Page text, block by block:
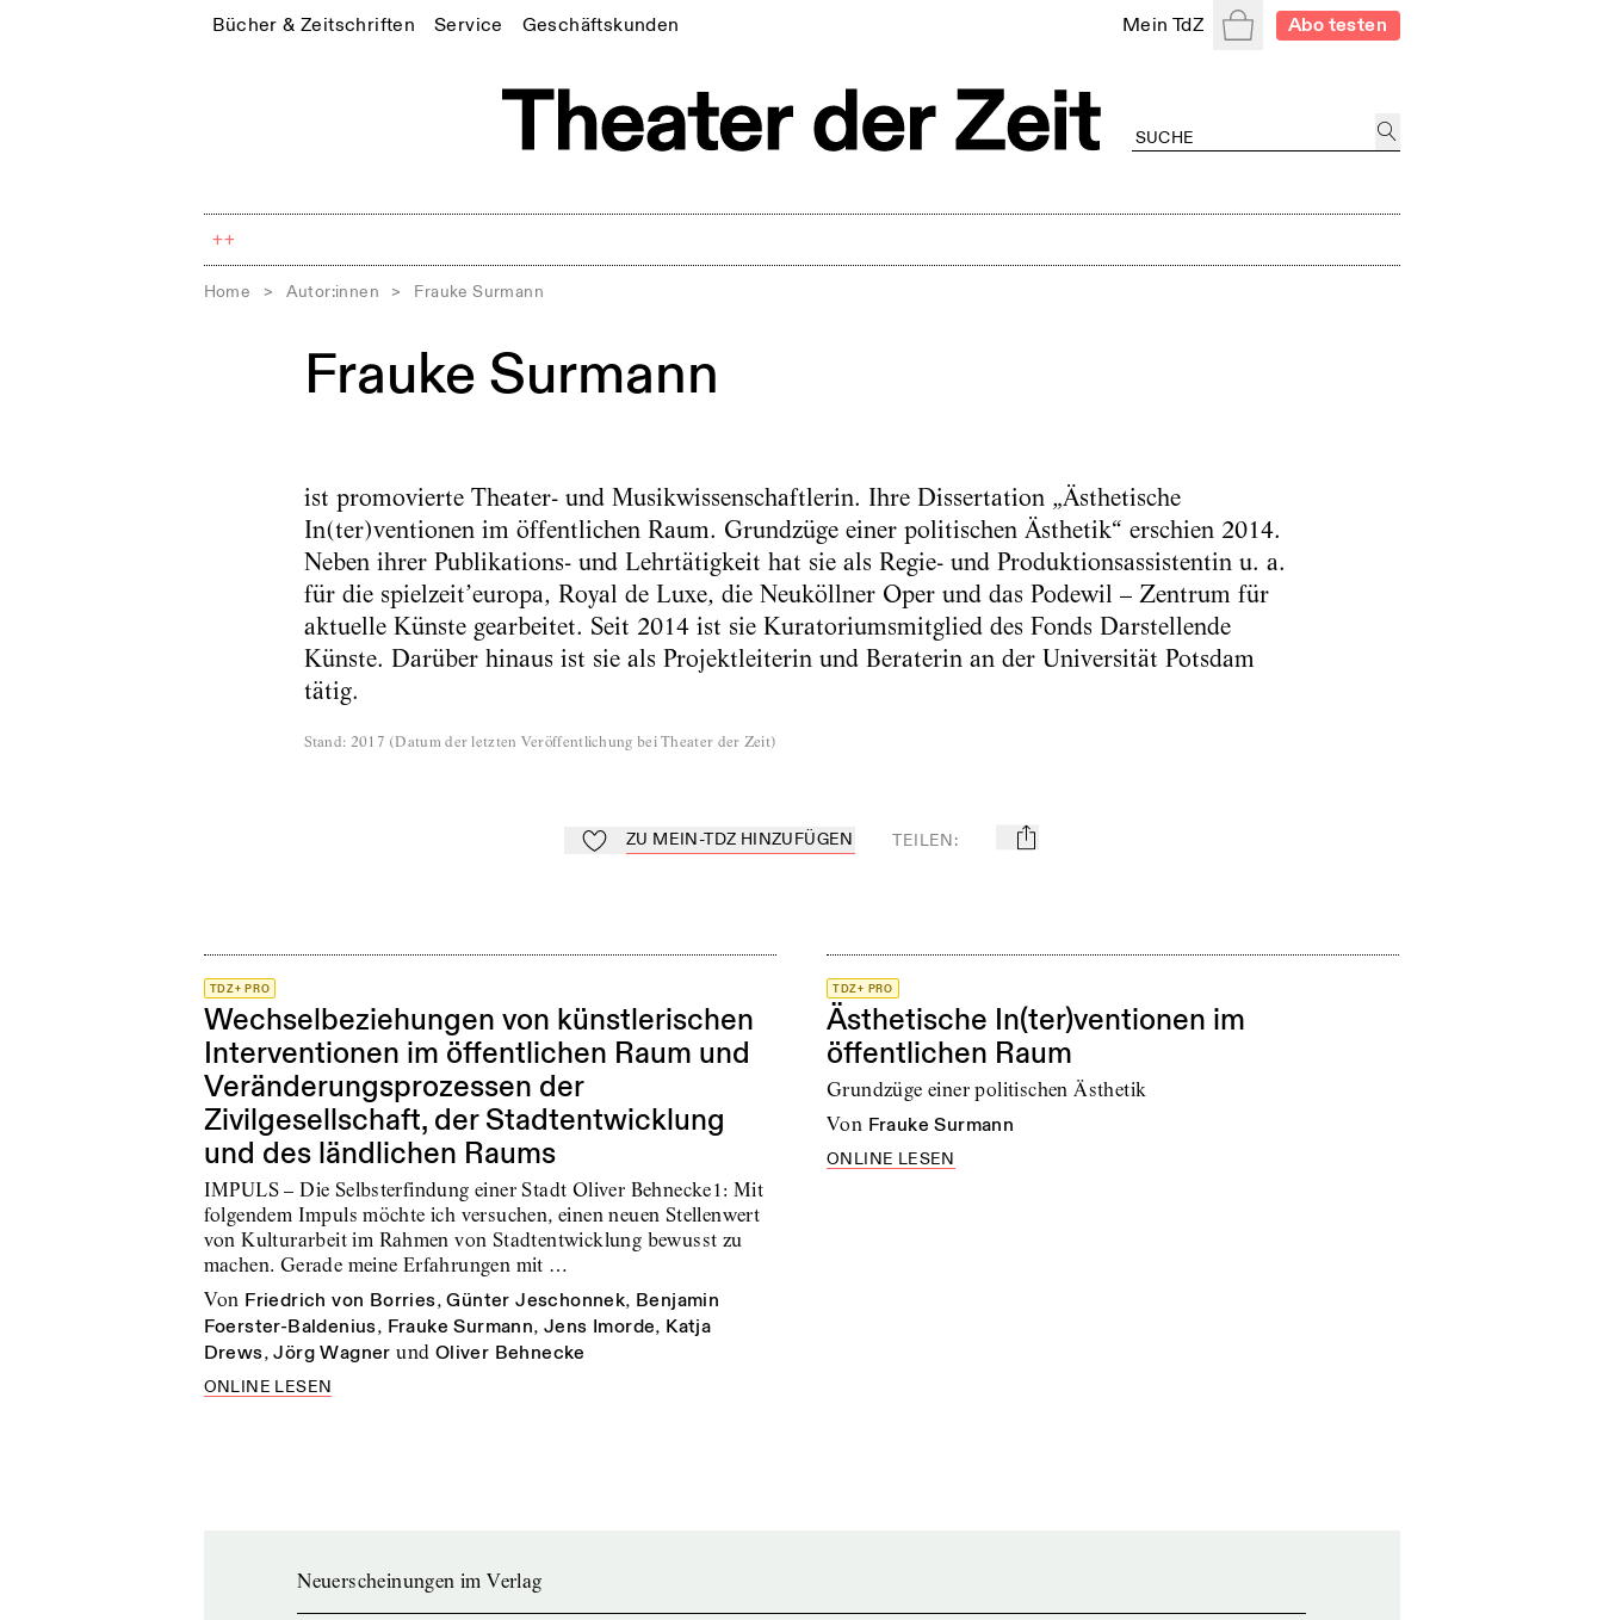
Bücher & Zeitschriften Service Geschäftskunden Mein TdZ WarenkorbAbo testen
++
Home > Autor:innen > Frauke Surmann
Frauke Surmann
ist promovierte Theater- und Musikwissenschaftlerin. Ihre Dissertation „Ästhetische
In(ter)ventionen im öffentlichen Raum. Grundzüge einer politischen Ästhetik“ erschien 2014.
Neben ihrer Publikations- und Lehrtätigkeit hat sie als Regie- und Produktionsassistentin u. a.
für die spielzeit’europa, Royal de Luxe, die Neuköllner Oper und das Podewil – Zentrum für
aktuelle Künste gearbeitet. Seit 2014 ist sie Kuratoriumsmitglied des Fonds Darstellende
Künste. Darüber hinaus ist sie als Projektleiterin und Beraterin an der Universität Potsdam
tätig.
Stand: 2017 (Datum der letzten Veröffentlichung bei Theater der Zeit)
Zu Mein-TdZ hinzufügen
ZU MEIN-TDZ HINZUFÜGEN TEILEN: mail
TDZ+ PRO
Wechselbeziehungen von künstlerischen
Interventionen im öffentlichen Raum und
Veränderungsprozessen der
Zivilgesellschaft, der Stadtentwicklung
und des ländlichen Raums
IMPULS – Die Selbsterfindung einer Stadt Oliver Behnecke1: Mit
folgendem Impuls möchte ich versuchen, einen neuen Stellenwert
von Kulturarbeit im Rahmen von Stadtentwicklung bewusst zu
machen. Gerade meine Erfahrungen mit …
von Friedrich von Borries,Günter Jeschonnek, Benjamin
Foerster-Baldenius, Frauke Surmann, Jens Imorde, Katja
Drews,Jörg Wagner und Oliver Behnecke
ONLINE LESEN
TDZ+ PRO
Ästhetische In(ter)ventionen im
öffentlichen Raum
Grundzüge einer politischen Ästhetik
von Frauke Surmann
ONLINE LESEN
Neuerscheinungen im Verlag